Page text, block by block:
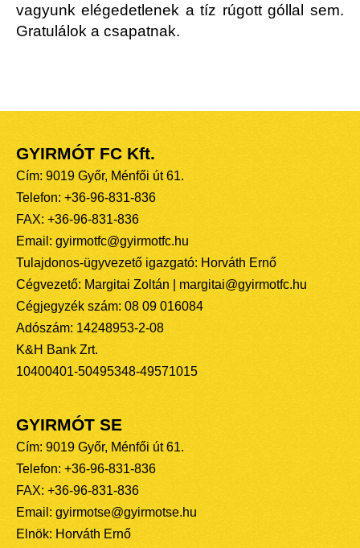
vagyunk elégedetlenek a tíz rúgott góllal sem.
Gratulálok a csapatnak.
GYIRMÓT FC Kft.
Cím: 9019 Győr, Ménfői út 61.
Telefon: +36-96-831-836
FAX: +36-96-831-836
Email: gyirmotfc@gyirmotfc.hu
Tulajdonos-ügyvezető igazgató: Horváth Ernő
Cégvezető: Margitai Zoltán | margitai@gyirmotfc.hu
Cégjegyzék szám: 08 09 016084
Adószám: 14248953-2-08
K&H Bank Zrt.
10400401-50495348-49571015
GYIRMÓT SE
Cím: 9019 Győr, Ménfői út 61.
Telefon: +36-96-831-836
FAX: +36-96-831-836
Email: gyirmotse@gyirmotse.hu
Elnök: Horváth Ernő